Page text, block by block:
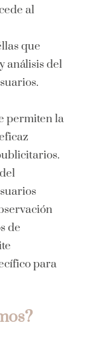
al
que
análisis del
permiten la
de
para